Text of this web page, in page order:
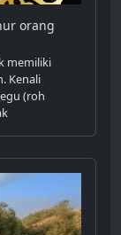
orang
memiliki
Kenali
(roh